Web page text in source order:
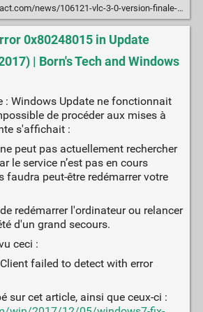
vlc-3-0-version-finale-disponible-pour-nombreuses-plateformes.htm
0x80248015 in Update
| Born's Tech and Windows
: Windows Update ne fonctionnait
de procéder aux mises à
s'affichait :
peut pas actuellement rechercher
le service n’est pas en cours
faudra peut-être redémarrer votre
redémarrer l'ordinateur ou relancer
d'un grand secours.
ceci :
failed to detect with error
sur cet article, ainsi que ceux-ci :